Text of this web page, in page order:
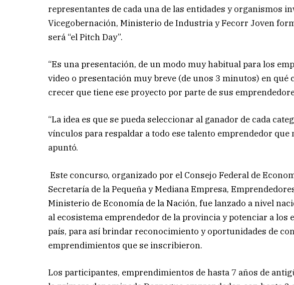
representantes de cada una de las entidades y organismos
Vicegobernación, Ministerio de Industria y Fecorr Joven
será “el Pitch Day”.
“Es una presentación, de un modo muy habitual para los
video o presentación muy breve (de unos 3 minutos) en qué
crecer que tiene ese proyecto por parte de sus
“La idea es que se pueda seleccionar al ganador de cada
vínculos para respaldar a todo ese talento emprendedor
apuntó.
Este concurso, organizado por el Consejo Federal de
Secretaría de la Pequeña y Mediana Empresa,
Ministerio de Economía de la Nación, fue lanzado a nivel
al ecosistema emprendedor de la provincia y potenciar a los
país, para así brindar reconocimiento y oportunidades de
emprendimientos que se inscribieron.
Los participantes, emprendimientos de hasta 7 años de